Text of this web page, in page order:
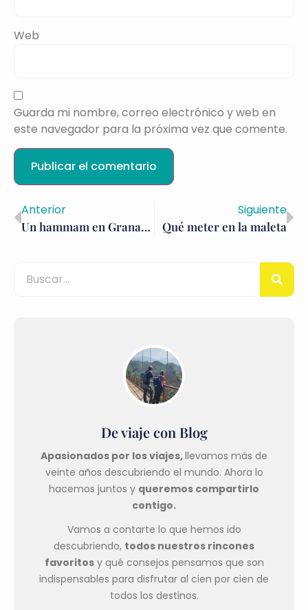
Web
Guarda mi nombre, correo electrónico y web en
este navegador para la próxima vez que comente.
Anterior
Un hammam en Granada (y Madrid)
Siguiente
Qué meter en la maleta
De viaje con Blog
Apasionados por los viajes,llevamos más de
veinte años descubriendo el mundo. Ahora lo
hacemos juntos y queremos compartirlo
contigo.
Vamos a contarte lo que hemos ido
descubriendo, todos nuestros rincones
favoritosy qué consejos pensamos que son
indispensables para disfrutar al cien por cien de
todos los destinos.